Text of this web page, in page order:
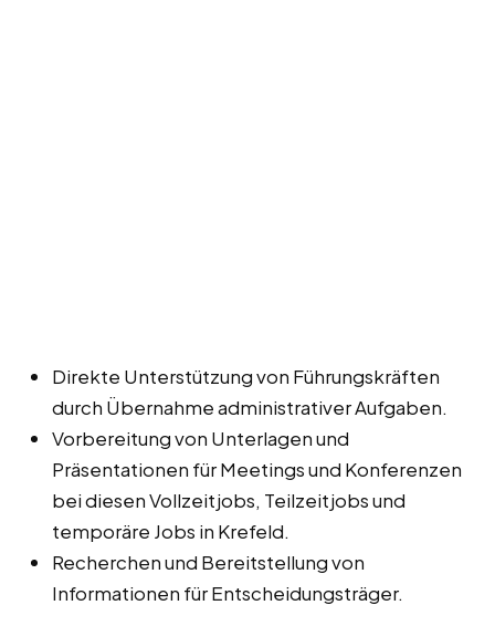
Direkte Unterstützung von Führungskräften
durch Übernahme administrativer Aufgaben.
Vorbereitung von Unterlagen und
Präsentationen für Meetings und Konferenzen
bei diesen Vollzeitjobs, Teilzeitjobs und
temporäre Jobs in Krefeld.
Recherchen und Bereitstellung von
Informationen für Entscheidungsträger.